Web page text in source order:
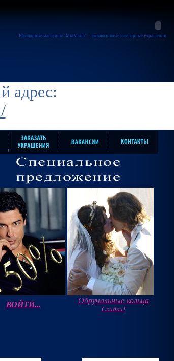
Ювелирные магазины "MiaMaria" - эксклюзивные ювелирные украшения
адрес:
ВОЙТИ... Обручальные кольца
Скидки!